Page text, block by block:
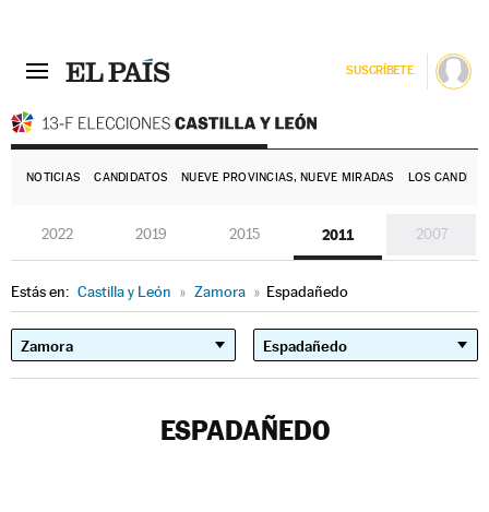
SUSCRÍBETE
NOTICIAS CANDIDATOS NUEVE PROVINCIAS, NUEVE MIRADAS LOS
2022 2019 2015 2011 2007
Estás en: Castilla y León » Zamora » Espadañedo
ESPADAÑEDO